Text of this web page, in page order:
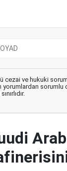
cezai ve hukuki
yorumlardan sorumlu